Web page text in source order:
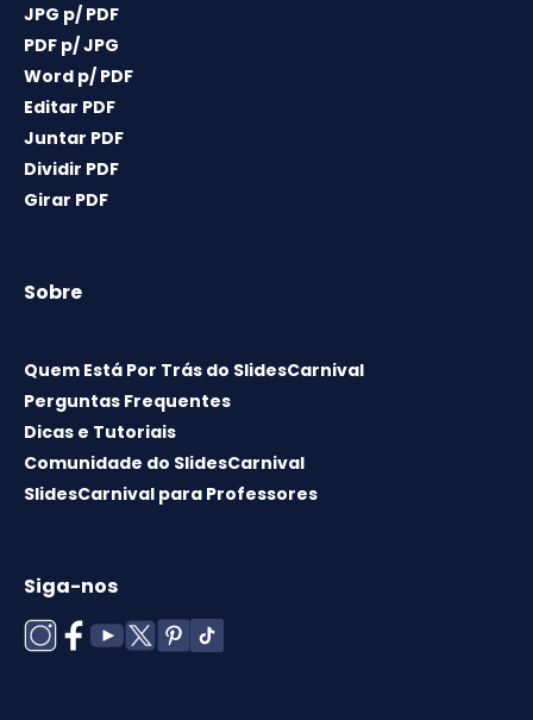
JPG p/ PDF
PDF p/ JPG
Word p/ PDF
Editar PDF
Juntar PDF
Dividir PDF
Girar PDF
Sobre
Quem Está Por Trás do SlidesCarnival
Perguntas Frequentes
Dicas e Tutoriais
Comunidade do SlidesCarnival
SlidesCarnival para Professores
Siga-nos